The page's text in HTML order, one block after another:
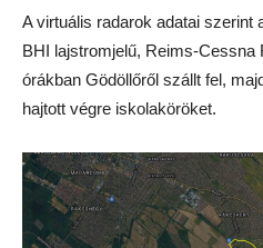
A virtuális radarok adatai szerint
BHI lajstromjelű, Reims-Cessna
órákban Gödöllőről szállt fel,
hajtott végre iskolaköröket.